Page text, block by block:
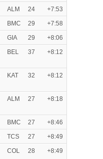
ALM 24
+7:53
BMC 29
+7:58
GIA 29
+8:06
BEL 37 +8:12
KAT 32 +8:12
ALM 27 +8:18
BMC 27
+8:46
TCS 27
+8:49
COL 28 +8:49